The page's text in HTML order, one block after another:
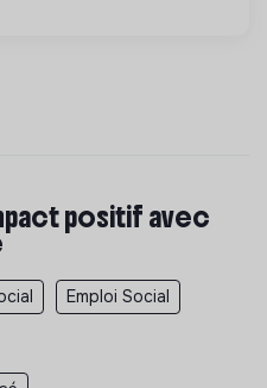
positif avec
Emploi Social